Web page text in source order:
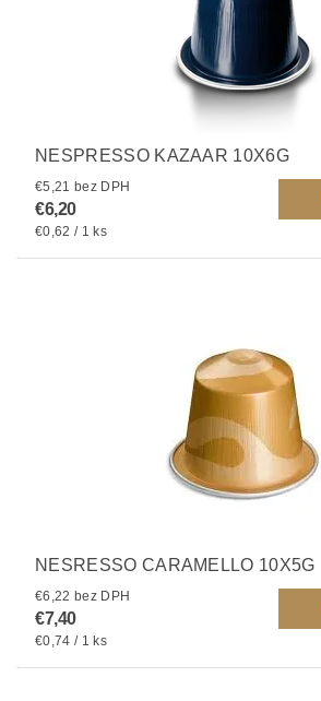
NESPRESSO KAZAAR 10X6G
€5,21 bez DPH
€6,20
€0,62 / 1 ks
NESRESSO CARAMELLO 10X5G
€6,22 bez DPH
€7,40
€0,74 / 1 ks